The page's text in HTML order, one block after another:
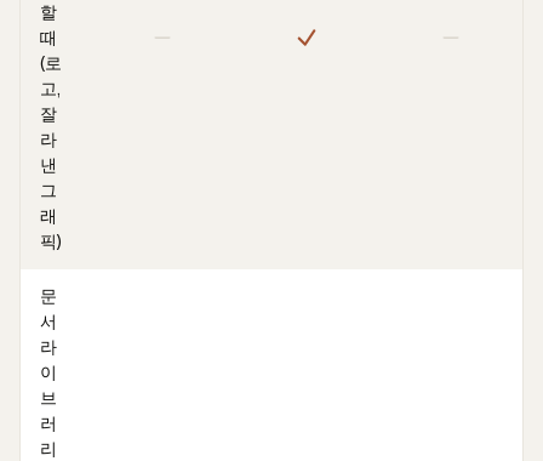
할
때
(로
고,
잘
라
낸
그
래
픽)
문
서
라
이
브
러
리